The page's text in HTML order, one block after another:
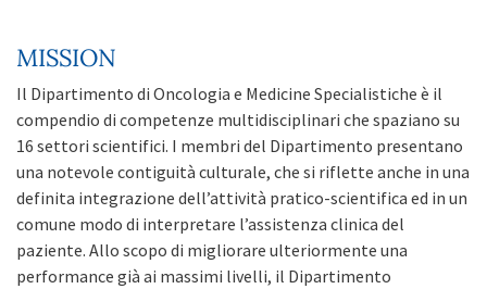
MISSION
Il Dipartimento di Oncologia e Medicine Specialistiche è il
compendio di competenze multidisciplinari che spaziano su
16 settori scientifici. I membri del Dipartimento presentano
una notevole contiguità culturale, che si riflette anche in una
definita integrazione dell’attività pratico-scientifica ed in un
comune modo di interpretare l’assistenza clinica del
paziente. Allo scopo di migliorare ulteriormente una
performance già ai massimi livelli, il Dipartimento